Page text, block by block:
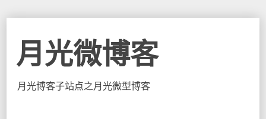
月光微博客
月光博客子站点之月光微型博客